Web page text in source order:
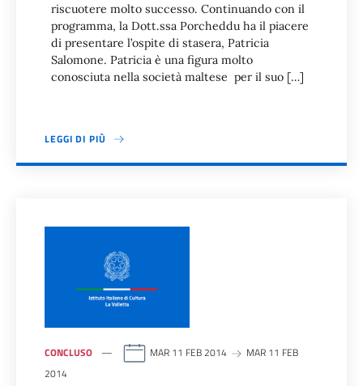
riscuotere molto successo. Continuando con il
programma, la Dott.ssa Porcheddu ha il piacere
di presentare l’ospite di stasera, Patricia
Salomone. Patricia è una figura molto
conosciuta nella società maltese per il suo […]
LEGGI DI PIÙ
CONCLUSO MAR 11 FEB 2014
MAR 11 FEB
2014